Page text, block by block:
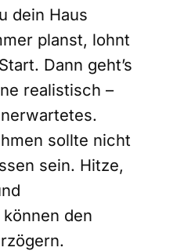
dein Haus
planst, lohnt
Dann geht’s
realistisch –
sollte nicht
sein. Hitze,
den